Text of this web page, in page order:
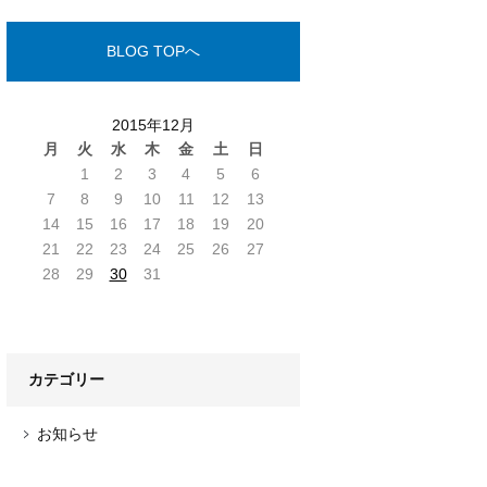
BLOG TOPへ
2015年12月
月
火 水 木 金 土
日
1
2 3 4 5
6
7
8 9 10 11 12
13
14
15 16 17 18 19
20
21
22 23 24 25 26
27
28
29 30 31
カテゴリー
お知らせ